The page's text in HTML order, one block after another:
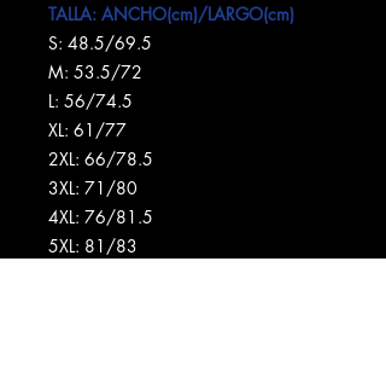
TALLA: ANCHO(cm)/LARGO(cm)
S: 48.5/69.5
M: 53.5/72
L: 56/74.5
XL: 61/77
2XL: 66/78.5
3XL: 71/80
4XL: 76/81.5
5XL: 81/83